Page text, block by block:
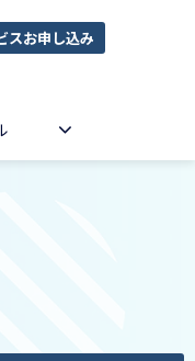
スお申し込み